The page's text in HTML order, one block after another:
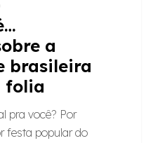
a
brasileira
folia
pra você? Por
festa popular do